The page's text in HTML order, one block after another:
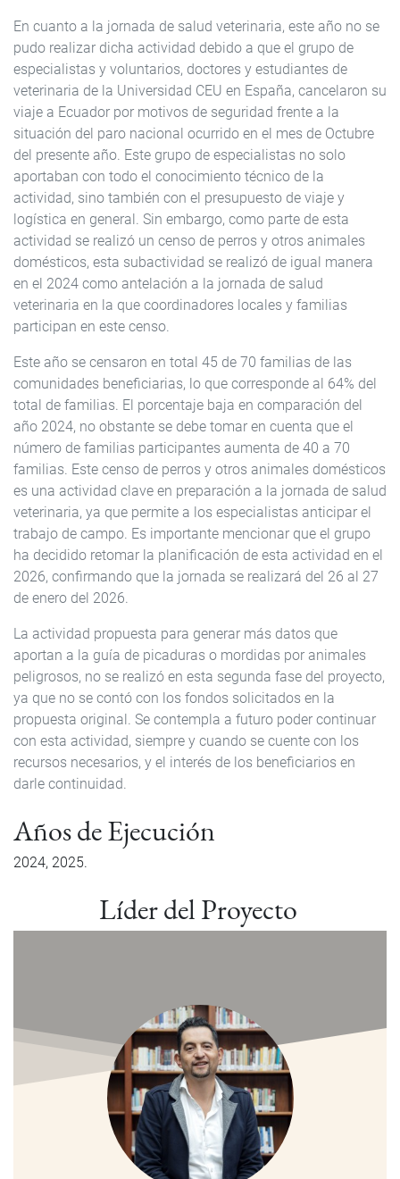
En cuanto a la jornada de salud veterinaria, este año no se
pudo realizar dicha actividad debido a que el grupo de
especialistas y voluntarios, doctores y estudiantes de
veterinaria de la Universidad CEU en España, cancelaron su
viaje a Ecuador por motivos de seguridad frente a la
situación del paro nacional ocurrido en el mes de Octubre
del presente año. Este grupo de especialistas no solo
aportaban con todo el conocimiento técnico de la
actividad, sino también con el presupuesto de viaje y
logística en general. Sin embargo, como parte de esta
actividad se realizó un censo de perros y otros animales
domésticos, esta subactividad se realizó de igual manera
en el 2024 como antelación a la jornada de salud
veterinaria en la que coordinadores locales y familias
participan en este censo.
Este año se censaron en total 45 de 70 familias de las
comunidades beneficiarias, lo que corresponde al 64% del
total de familias. El porcentaje baja en comparación del
año 2024, no obstante se debe tomar en cuenta que el
número de familias participantes aumenta de 40 a 70
familias. Este censo de perros y otros animales domésticos
es una actividad clave en preparación a la jornada de salud
veterinaria, ya que permite a los especialistas anticipar el
trabajo de campo. Es importante mencionar que el grupo
ha decidido retomar la planificación de esta actividad en el
2026, confirmando que la jornada se realizará del 26 al 27
de enero del 2026.
La actividad propuesta para generar más datos que
aportan a la guía de picaduras o mordidas por animales
peligrosos, no se realizó en esta segunda fase del proyecto,
ya que no se contó con los fondos solicitados en la
propuesta original. Se contempla a futuro poder continuar
con esta actividad, siempre y cuando se cuente con los
recursos necesarios, y el interés de los beneficiarios en
darle continuidad.
Años de Ejecución
2024 2025
Líder del Proyecto